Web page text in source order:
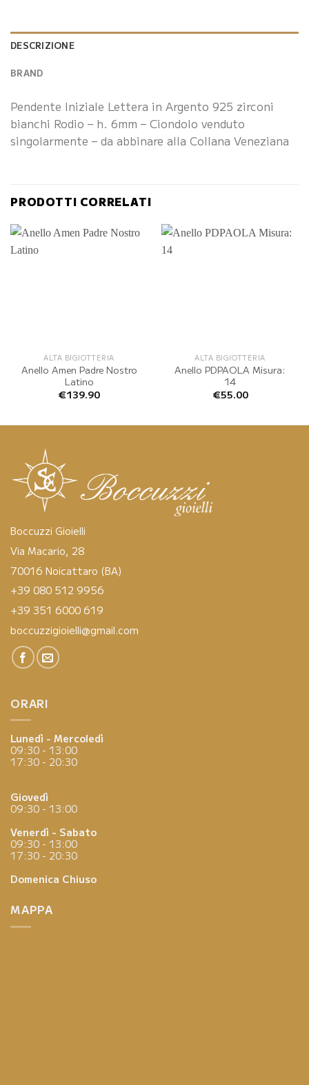
DESCRIZIONE
BRAND
Pendente Iniziale Lettera in Argento 925 zirconi
bianchi Rodio – h. 6mm – Ciondolo venduto
singolarmente – da abbinare alla Collana Veneziana
PRODOTTI CORRELATI
ALTA BIGIOTTERIA
Anello Amen Padre Nostro
Latino
€139.90
ALTA BIGIOTTERIA
Anello PDPAOLA Misura:
14
€55.00
Boccuzzi Gioielli
Via Macario, 28
70016 Noicattaro (BA)
+39 080 512 9956
+39 351 6000 619
boccuzzigioielli@gmail.com
ORARI
Lunedì - Mercoledì
09:30 - 13:00
17:30 - 20:30
Giovedì
09:30 - 13:00
Venerdì - Sabato
09:30 - 13:00
17:30 - 20:30
Domenica Chiuso
MAPPA